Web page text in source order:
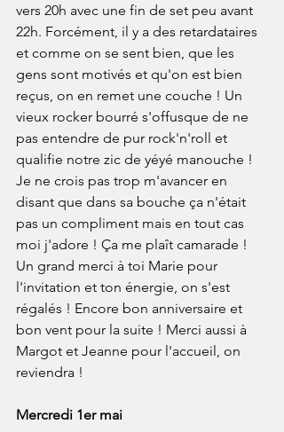
vers 20h avec une fin de set peu avant
22h. Forcément, il y a des retardataires
et comme on se sent bien, que les
gens sont motivés et qu'on est bien
reçus, on en remet une couche ! Un
vieux rocker bourré s'offusque de ne
pas entendre de pur rock'n'roll et
qualifie notre zic de yéyé manouche !
Je ne crois pas trop m'avancer en
disant que dans sa bouche ça n'était
pas un compliment mais en tout cas
moi j'adore ! Ça me plaît camarade !
Un grand merci à toi Marie pour
l'invitation et ton énergie, on s'est
régalés ! Encore bon anniversaire et
bon vent pour la suite ! Merci aussi à
Margot et Jeanne pour l'accueil, on
reviendra !
Mercredi 1er mai